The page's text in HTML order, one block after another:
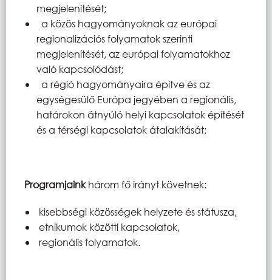
megjelenítését;
a közös hagyományoknak az európai
regionalizációs folyamatok szerinti
megjelenítését, az európai folyamatokhoz
való kapcsolódást;
a régió hagyományaira építve és az
egységesülő Európa jegyében a regionális,
határokon átnyúló helyi kapcsolatok építését
és a térségi kapcsolatok átalakítását;
Programjainkhárom fő irányt követnek:
kisebbségi közösségek helyzete és státusza,
etnikumok közötti kapcsolatok,
regionális folyamatok.